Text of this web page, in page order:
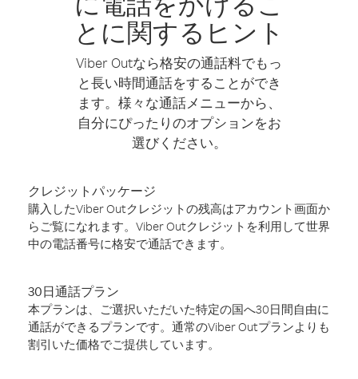
とに関するヒント
Viber Outなら格安の通話料でもっ
と長い時間通話をすることができ
ます。様々な通話メニューから、
自分にぴったりのオプションをお
選びください。
クレジットパッケージ
購入したViber Outクレジットの残高はアカウント画面か
らご覧になれます。Viber Outクレジットを利用して世界
中の電話番号に格安で通話できます。
30日通話プラン
本プランは、ご選択いただいた特定の国へ30日間自由に
通話ができるプランです。通常のViber Outプランよりも
割引いた価格でご提供しています。